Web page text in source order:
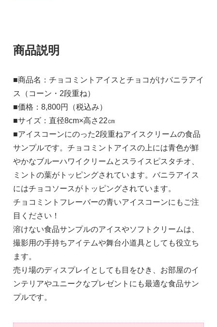
商品説明
■商品名：チョコミントアイスとチョコがけバニラアイ
ス（コーン・2段重ね）
■価格：8,800円（税込み）
■サイズ：直径8cm×高さ22㎝
■アイスコーンにのった2段重ねアイスクリームの食品
サンプルです。チョコミントアイスの上には青色が鮮
やかなブルーハワイクリームとスライスピスタチオ、
ミントの葉がトッピングされています。バニラアイス
にはチョコソースがトッピングされています。
チョコミントフレーバーの青いアイスコーンにもご注
目ください！
溶けない食品サンプルのアイスやソフトクリームは、
撮影用の手持ちアイテムや舞台小道具としても役立ち
ます。
売り場のディスプレイとしても目をひき、お部屋のイ
ンテリアやユニークなプレゼントにも最適な食品サン
プルです。